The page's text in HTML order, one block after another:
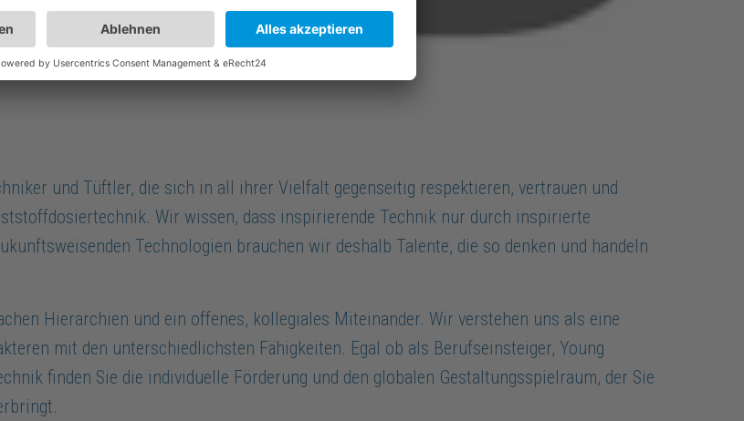
und Tüftler, die sich in all ihrer Vielfalt gegenseitig respektieren, vertrauen und
Wir wissen, dass inspirierende Technik nur durch inspirierte
Technologien brauchen wir deshalb Talente, die so denken und handeln
Hierarchien und ein offenes, kollegiales Miteinander. Wir verstehen uns als eine
mit den unterschiedlichsten Fähigkeiten. Egal ob als Berufseinsteiger, Young
finden Sie die individuelle Förderung und den globalen Gestaltungsspielraum, der Sie